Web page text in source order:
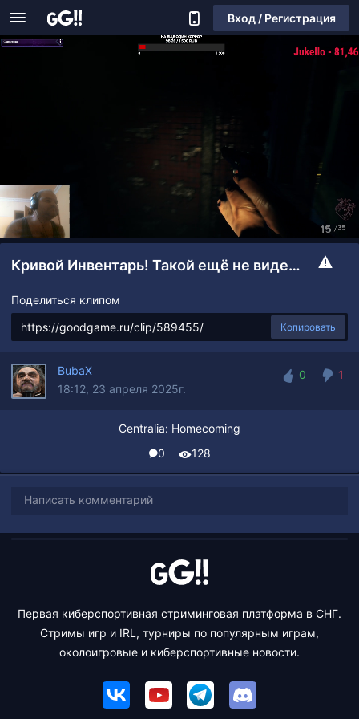
Вход / Регистрация
Кривой Инвентарь! Такой ещё не видел никогда!
Поделиться клипом
Копировать
BubaX
18:12, 23 апреля 2025г.
0
1
Centralia: Homecoming
0
128
Написать комментарий
Первая киберспортивная стриминговая платформа в СНГ.
Стримы игр и IRL, турниры по популярным играм,
околоигровые и киберспортивные новости.